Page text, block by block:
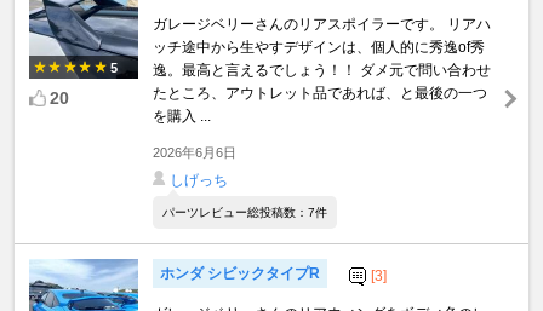
5
20
ガレージベリーさんのリアスポイラーです。 リアハ
ッチ途中から生やすデザインは、個人的に秀逸of秀
逸。最高と言えるでしょう！！ ダメ元で問い合わせ
たところ、アウトレット品であれば、と最後の一つ
を購入 ...
2026年6月6日
しげっち
パーツレビュー総投稿数：7件
ホンダ シビックタイプR [3]